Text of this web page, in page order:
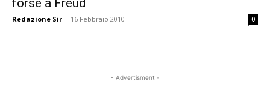
forse a Freud
Redazione Sir - 16 Febbraio 2010 0
- Advertisment -